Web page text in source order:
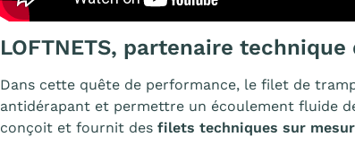
LOFTNETS, partenaire
Dans cette quête de performance, le filet de
antidérapant et permettre un écoulement fluide de
conçoit et fournit des filets techniques sur